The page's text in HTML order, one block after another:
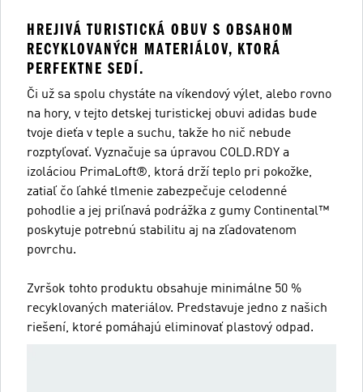
HREJIVÁ TURISTICKÁ OBUV S OBSAHOM
RECYKLOVANÝCH MATERIÁLOV, KTORÁ
PERFEKTNE SEDÍ.
Či už sa spolu chystáte na víkendový výlet, alebo rovno
na hory, v tejto detskej turistickej obuvi adidas bude
tvoje dieťa v teple a suchu, takže ho nič nebude
rozptyľovať. Vyznačuje sa úpravou COLD.RDY a
izoláciou PrimaLoft®, ktorá drží teplo pri pokožke,
zatiaľ čo ľahké tlmenie zabezpečuje celodenné
pohodlie a jej priľnavá podrážka z gumy Continental™
poskytuje potrebnú stabilitu aj na zľadovatenom
povrchu.
Zvršok tohto produktu obsahuje minimálne 50 %
recyklovaných materiálov. Predstavuje jedno z našich
riešení, ktoré pomáhajú eliminovať plastový odpad.